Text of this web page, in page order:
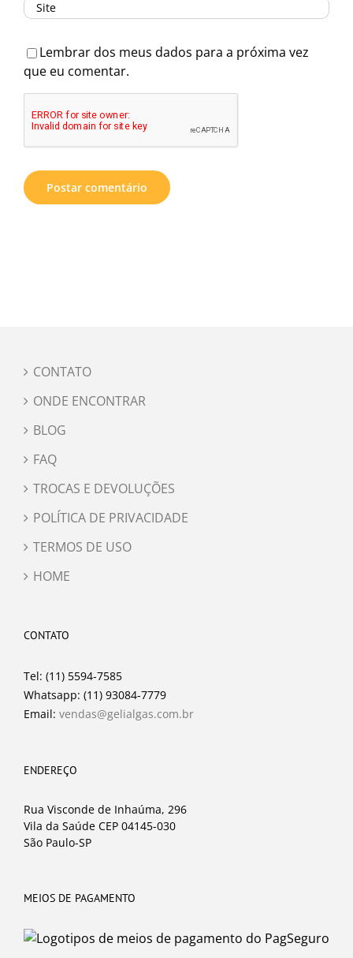
Lembrar dos meus dados para a próxima vez
que eu comentar.
CONTATO
ONDE ENCONTRAR
BLOG
FAQ
TROCAS E DEVOLUÇÕES
POLÍTICA DE PRIVACIDADE
TERMOS DE USO
HOME
CONTATO
Tel: (11) 5594-7585
Whatsapp: (11) 93084-7779
Email: vendas@gelialgas.com.br
ENDEREÇO
Rua Visconde de Inhaúma, 296
Vila da Saúde CEP 04145-030
São Paulo-SP
MEIOS DE PAGAMENTO